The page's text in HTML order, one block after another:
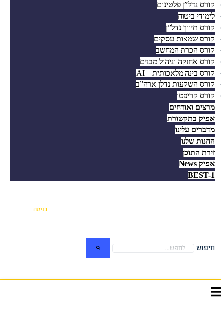
קורס נדל”ן פלטינום
לימודי ביטוח
קורס תיווך נדל”ן
קורס שמאות עסקים
קורס הכרת המחשב
קורס אחזקה וניהול מבנים
קורס בינה מלאכותית – AI
קורס השקעות נדלן ארה”ב
קורס קריפטו
מרצים ואורחים
אפיק בתקשורת
מדברים עלינו
החנות שלנו
זירת התוכן
אפיק News
BEST-1
כניסה
חיפוש